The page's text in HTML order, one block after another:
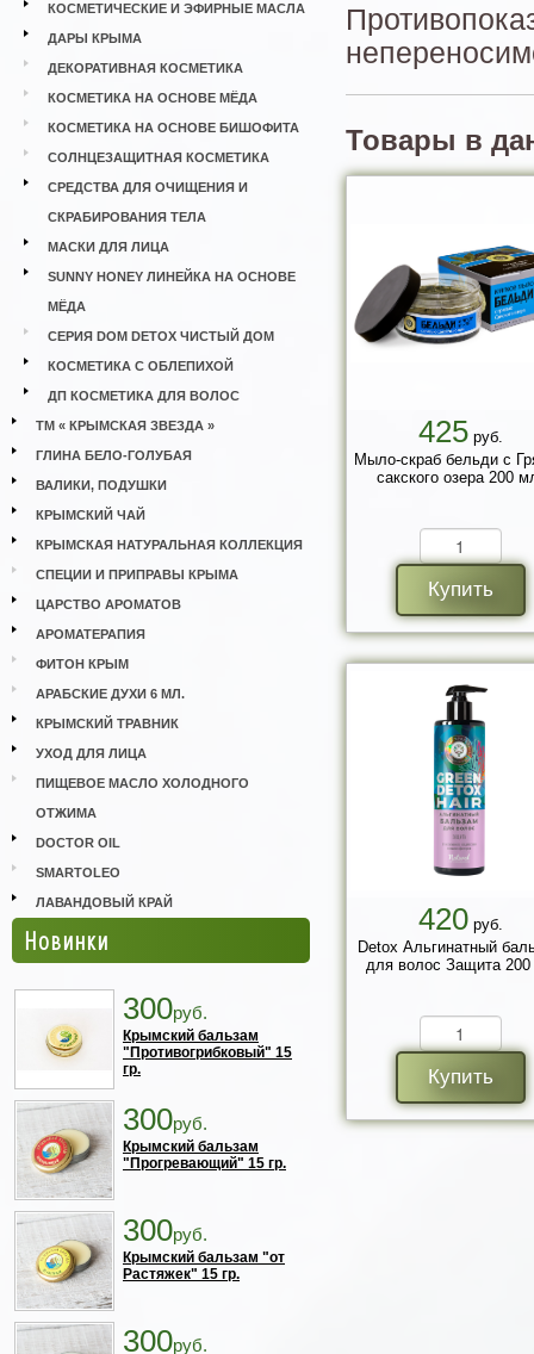
КОСМЕТИЧЕСКИЕ И ЭФИРНЫЕ МАСЛА
ДАРЫ КРЫМА
ДЕКОРАТИВНАЯ КОСМЕТИКА
КОСМЕТИКА НА ОСНОВЕ МЁДА
КОСМЕТИКА НА ОСНОВЕ БИШОФИТА
СОЛНЦЕЗАЩИТНАЯ КОСМЕТИКА
СРЕДСТВА ДЛЯ ОЧИЩЕНИЯ И
СКРАБИРОВАНИЯ ТЕЛА
МАСКИ ДЛЯ ЛИЦА
SUNNY HONEY ЛИНЕЙКА НА ОСНОВЕ
МЁДА
СЕРИЯ DOM DETOX ЧИСТЫЙ ДОМ
КОСМЕТИКА С ОБЛЕПИХОЙ
ДП КОСМЕТИКА ДЛЯ ВОЛОС
ТМ « КРЫМСКАЯ ЗВЕЗДА »
ГЛИНА БЕЛО-ГОЛУБАЯ
ВАЛИКИ, ПОДУШКИ
КРЫМСКИЙ ЧАЙ
КРЫМСКАЯ НАТУРАЛЬНАЯ КОЛЛЕКЦИЯ
СПЕЦИИ И ПРИПРАВЫ КРЫМА
ЦАРСТВО АРОМАТОВ
АРОМАТЕРАПИЯ
ФИТОН КРЫМ
АРАБСКИЕ ДУХИ 6 МЛ.
КРЫМСКИЙ ТРАВНИК
УХОД ДЛЯ ЛИЦА
ПИЩЕВОЕ МАСЛО ХОЛОДНОГО
ОТЖИМА
DOCTOR OIL
SMARTOLEO
ЛАВАНДОВЫЙ КРАЙ
Новинки
300руб.
Крымский бальзам
"Противогрибковый" 15
гр.
300руб.
Крымский бальзам
"Прогревающий" 15 гр.
300руб.
Крымский бальзам "от
Растяжек" 15 гр.
300руб.
Товары в
425руб.
Мыло-скраб бельди с
сакского озера 200
Купить
420руб.
Detox Альгинатный
для волос Защита 200
Купить